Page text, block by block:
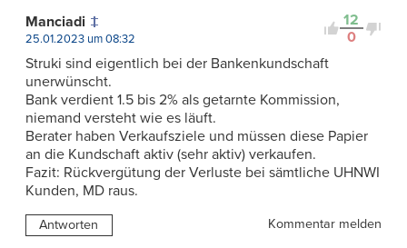
12
0
Manciadi
25.01.2023 um 08:32
Struki sind eigentlich bei der Bankenkundschaft
unerwünscht.
Bank verdient 1.5 bis 2% als getarnte Kommission,
niemand versteht wie es läuft.
Berater haben Verkaufsziele und müssen diese Papier
an die Kundschaft aktiv (sehr aktiv) verkaufen.
Fazit: Rückvergütung der Verluste bei sämtliche UHNWI
Kunden, MD raus.
Antworten Kommentar melden